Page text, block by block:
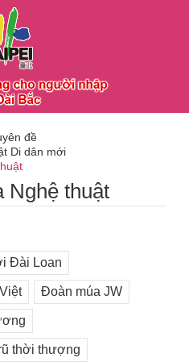
đề
Di dân mới
Nghệ thuật
Đài Loan
Đoàn múa JW
thời thượng